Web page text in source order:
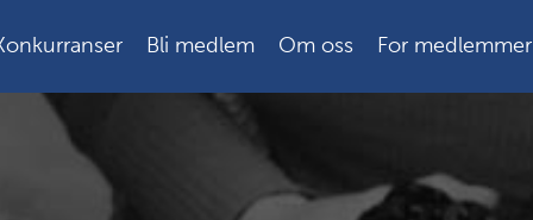
Bli medlem Om oss For medlemmer